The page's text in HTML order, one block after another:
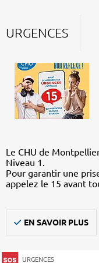
URGENCES
Le CHU de
Niveau 1.
Pour garantir une
appelez le 15 avant
EN SAVOIR PLUS
URGENCES